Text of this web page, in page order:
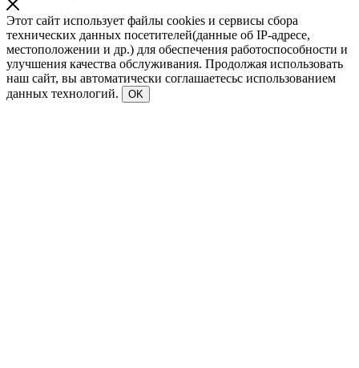
Этот сайт использует файлы cookies и сервисы сбора
технических данных посетителей(данные об IP-адресе,
местоположении и др.) для обеспечения работоспособности и
улучшения качества обслуживания. Продолжая использовать
наш сайт, вы автоматически соглашаетесьс использованием
данных технологий.
OK